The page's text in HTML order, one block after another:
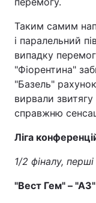
Таким самим
і паралельний
випадку
"Фіорентина"
"Базель"
вирвали
справжню
Ліга
1/2 фіналу, перші
"Вест Гем" – "АЗ"